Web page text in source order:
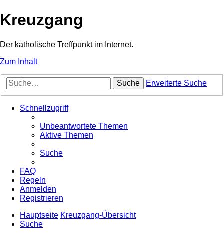
Kreuzgang
Der katholische Treffpunkt im Internet.
Zum Inhalt
Suche Erweiterte Suche
Schnellzugriff
Unbeantwortete Themen
Aktive Themen
Suche
FAQ
Regeln
Anmelden
Registrieren
Hauptseite Kreuzgang-Übersicht
Suche